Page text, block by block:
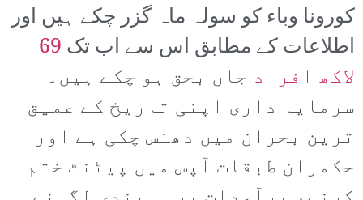
کورونا وباء کو سولہ ماہ گزر چکے ہیں اور
اطلاعات کے مطابق اس سے اب تک69
لاکھ افراد جاں بحق ہو چکے ہیں۔
سرمایہ داری اپنی تاریخ کے عمیق
ترین بحران میں دھنس چکی ہے اور
حکمران طبقات آپس میں پیٹنٹ ختم